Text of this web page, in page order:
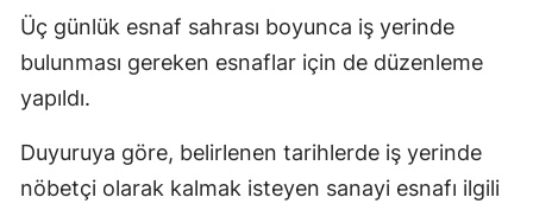
Üç günlük esnaf sahrası boyunca iş yerinde
bulunması gereken esnaflar için de düzenleme
yapıldı.
Duyuruya göre, belirlenen tarihlerde iş yerinde
nöbetçi olarak kalmak isteyen sanayi esnafı ilgili